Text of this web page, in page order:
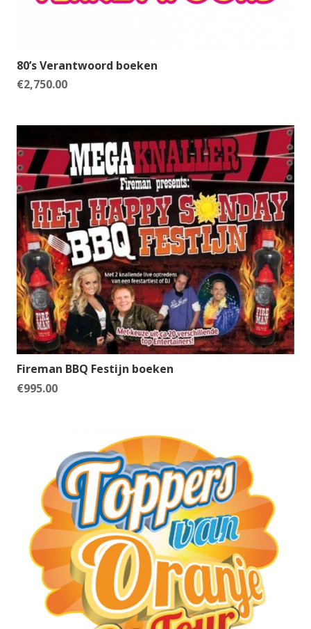
80’s Verantwoord boeken
€2,750.00
Fireman BBQ Festijn boeken
€995.00